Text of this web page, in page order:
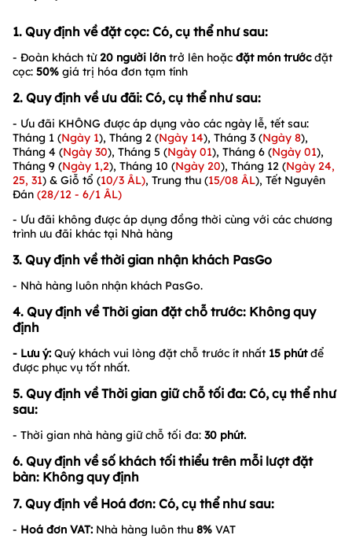
1. Quy định về đặt cọc: Có, cụ thể như sau:
- Đoàn khách từ20 người lớn trở lên hoặc đặt món trướcđặt
cọc: 50% giá trị hóa đơn tạm tính
2. Quy định về ưu đãi: Có, cụ thể như sau:
- Ưu đãi KHÔNG được áp dụng vào các ngày lễ, tết sau:
Tháng 1 (Ngày 1), Tháng 2 (Ngày 14), Tháng 3 (Ngày 8),
Tháng 4 (Ngày 30), Tháng 5 (Ngày 01), Tháng 6 (Ngày 01),
Tháng 9 (Ngày 1,2), Tháng 10 (Ngày 20), Tháng 12 (Ngày 24,
25, 31) & Giỗ tổ (10/3 ÂL), Trung thu (15/08 ÂL), Tết Nguyên
Đán (28/12 - 6/1 ÂL)
- Ưu đãi không được áp dụng đồng thời cùng với các chương
trình ưu đãi khác tại Nhà hàng
3. Quy định về thời gian nhận khách PasGo
- Nhà hàng luôn nhận khách PasGo.
4. Quy định về Thời gian đặt chỗ trước: Không quy
định
- Lưu ý: Quý khách vui lòng đặt chỗ trước ít nhất 15 phútđể
được phục vụ tốt nhất.
5. Quy định về Thời gian giữ chỗ tối đa: Có, cụ thể như
sau:
- Thời gian nhà hàng giữ chỗ tối đa: 30 phút.
6. Quy định về số khách tối thiểu trên mỗi lượt đặt
bàn: Không quy định
7. Quy định về Hoá đơn: Có, cụ thể như sau:
- Hoá đơn VAT: Nhà hàng luôn thu 8% VAT